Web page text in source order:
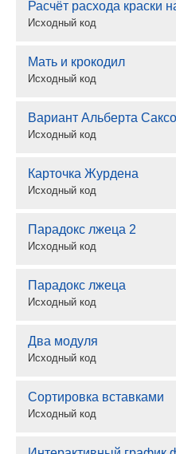
Расчёт расхода краски
Исходный код
Мать и крокодил
Исходный код
Вариант Альберта
Исходный код
Карточка Журдена
Исходный код
Парадокс лжеца 2
Исходный код
Парадокс лжеца
Исходный код
Два модуля
Исходный код
Сортировка вставками
Исходный код